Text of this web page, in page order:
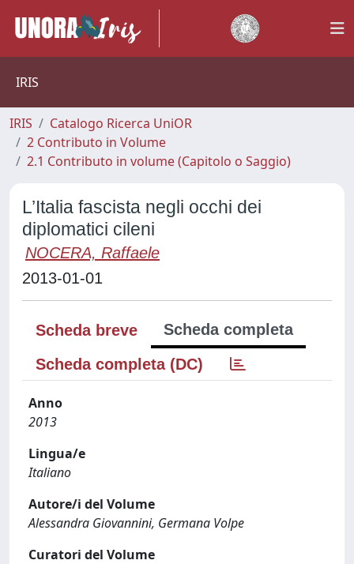
IRIS
IRIS
Catalogo Ricerca UniOR
2 Contributo in Volume
2.1 Contributo in volume (Capitolo o Saggio)
L’Italia fascista negli occhi dei
diplomatici cileni
NOCERA, Raffaele
2013-01-01
Scheda breve
Scheda completa
Scheda completa (DC)
Anno
2013
Lingua/e
Italiano
Autore/i del Volume
Alessandra Giovannini, Germana Volpe
Curatori del Volume